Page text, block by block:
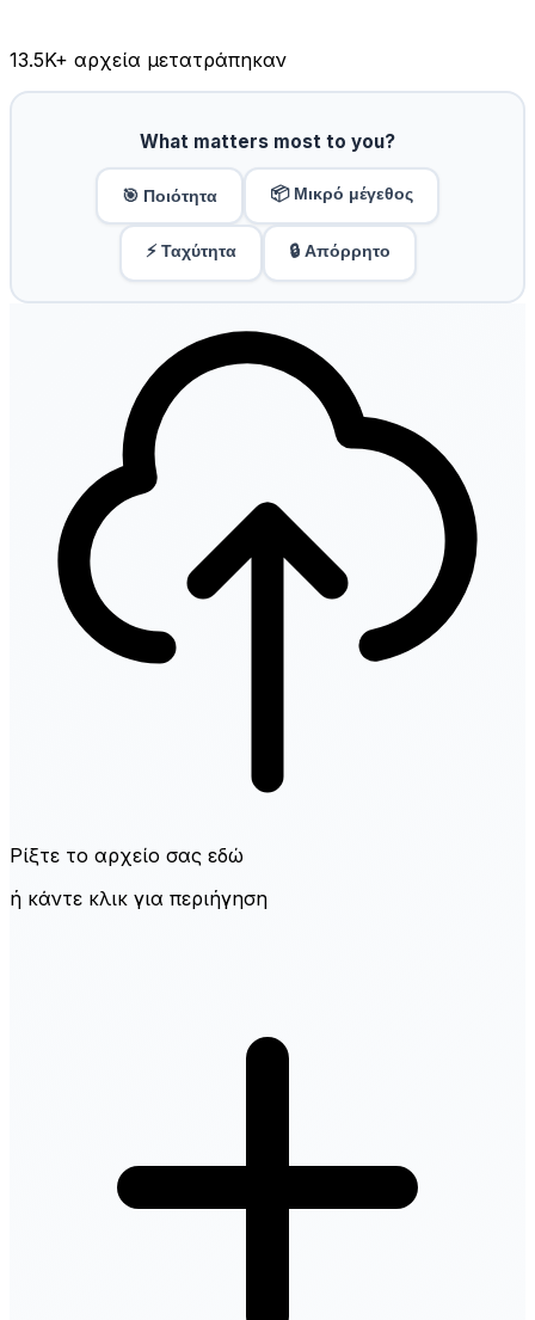
13.5K+ αρχεία μετατράπηκαν
What matters most to you?
🎯 Ποιότητα 📦 Μικρό μέγεθος
⚡ Ταχύτητα 🔒 Απόρρητο
Ρίξτε το αρχείο σας εδώ
ή κάντε κλικ για περιήγηση